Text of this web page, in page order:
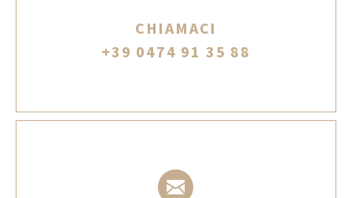
CHIAMACI
+39 0474 91 35 88